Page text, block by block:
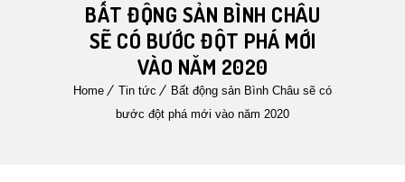
BẤT ĐỘNG SẢN BÌNH CHÂU
SẼ CÓ BƯỚC ĐỘT PHÁ MỚI
VÀO NĂM 2020
Home Tin tức
Bất động sản Bình Châu sẽ có
bước đột phá mới vào năm 2020